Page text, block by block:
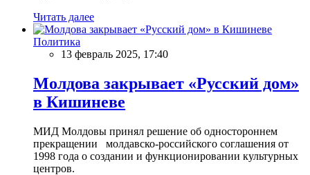
Читать далее
Политика
13 февраль 2025, 17:40
Молдова закрывает «Русский дом»
в Кишиневе
МИД Молдовы принял решение об одностороннем
прекращении молдавско-российского соглашения от
1998 года о создании и функционировании культурных
центров.